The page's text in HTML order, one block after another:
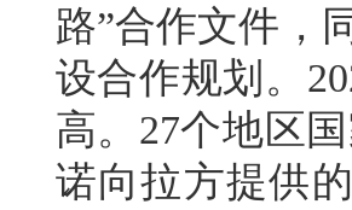
路”合作文件，
设合作规划。
高。27个地区
诺向拉方提供